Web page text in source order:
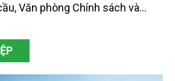
Văn phòng Chính sách và
Kỳ (FDA).